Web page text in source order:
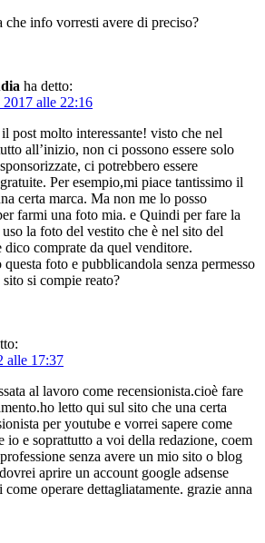
che info vorresti avere di preciso?
ha detto:
alle 22:16
post molto interessante! visto che nel
all’inizio, non ci possono essere solo
ci potrebbero essere
Per esempio,mi piace tantissimo il
certa marca. Ma non me lo posso
farmi una foto mia. e Quindi per fare la
uso la foto del vestito che è nel sito del
dico comprate da quel venditore.
questa foto e pubblicandola senza permesso
si compie reato?
alle 17:37
al lavoro come recensionista.cioè fare
letto qui sul sito che una certa
per youtube e vorrei sapere come
io e soprattutto a voi della redazione, coem
senza avere un mio sito o blog
aprire un account google adsense
operare dettagliatamente. grazie anna